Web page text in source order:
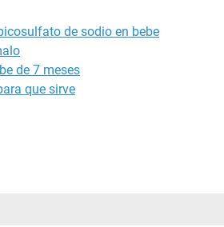
de sodio en bebe
de 7 meses
que sirve